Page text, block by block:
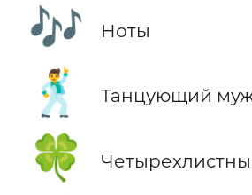
🎶 Ноты
🕺 Танцующий
🍀